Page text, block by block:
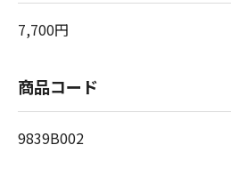
7,700円
商品コード
9839B002